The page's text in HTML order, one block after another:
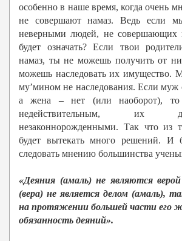
особенно в наше время, когда очень
не совершают намаз. Ведь если
неверными людей, не совершающих
будет означать? Если твои
намаз, ты не можешь получить от
можешь наследовать их имущество.
му’мином не наследования. Если муж
а жена – нет (или наоборот), то
недействительным, их
незаконнорожденными. Так что из
будет вытекать много решений. И
следовать мнению большинства
«Деяния (амаль) не являются
(вера) не является делом (амаль),
на протяжении большей части его
обязанность деяний».